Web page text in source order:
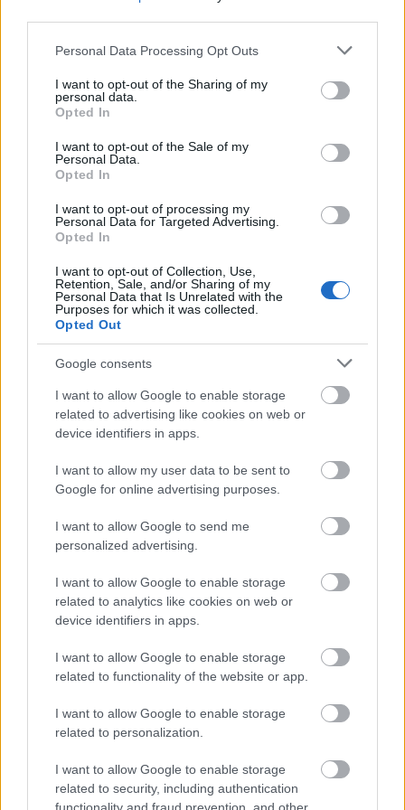
Please note that this website/app uses one or more Google
not limited to your visit or usage behaviour. You may click to
grant or deny consent to Google and its third-party tags to
use your data for below specified purposes in below Google
consent section.
Personal Data Processing Opt Outs
I want to opt-out of the Sharing of my
personal data.
Opted In
I want to opt-out of the Sale of my
Personal Data.
Opted In
I want to opt-out of processing my
Personal Data for Targeted Advertising.
Opted In
I want to opt-out of Collection, Use,
Retention, Sale, and/or Sharing of my
Personal Data that Is Unrelated with the
Purposes for which it was collected.
Opted Out
Google consents
I want to allow Google to enable storage
related to advertising like cookies on web or
device identifiers in apps.
I want to allow my user data to be sent to
Google for online advertising purposes.
I want to allow Google to send me
personalized advertising.
I want to allow Google to enable storage
related to analytics like cookies on web or
device identifiers in apps.
I want to allow Google to enable storage
related to functionality of the website or app.
I want to allow Google to enable storage
related to personalization.
I want to allow Google to enable storage
related to security, including authentication
országok csatlakozását várják
2024. máj. 27.
#MNB
NÉPSZERŰ
Hitelfordulat 2026: elzárja a pénzcsapot az
állam
ELEMZÉSEK 2026. júl. 22.
Vagyonvisszaszerzés: amikor a pénz